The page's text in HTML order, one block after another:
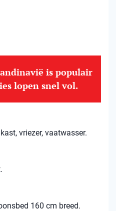
is populair
lopen snel vol.
vriezer, vaatwasser.
160 cm breed.